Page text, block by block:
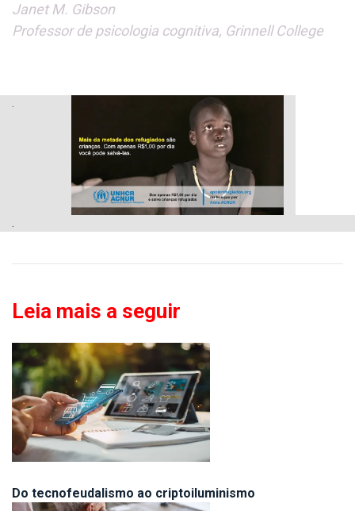
Janet M. Gibson
Professor de psicologia cognitiva, Grinnell College
.
.
Leia mais a seguir
Do tecnofeudalismo ao criptoiluminismo